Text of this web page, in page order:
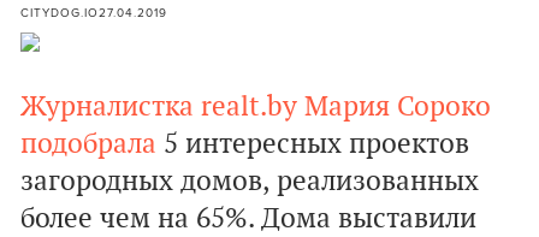
CITYDOG.IO27.04.2019
Журналистка realt.by Мария Сороко
подобрала 5 интересных проектов
загородных домов, реализованных
более чем на 65%. Дома выставили